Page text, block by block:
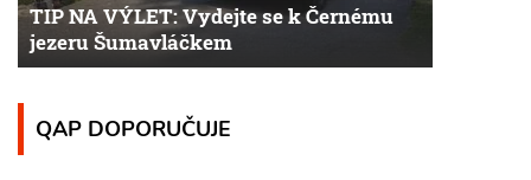
TIP NA VÝLET: Vydejte se k Černému
jezeru Šumavláčkem
QAP DOPORUČUJE